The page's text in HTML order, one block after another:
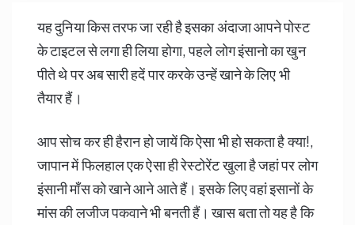
यह दुनिया किस तरफ जा रही है इसका अंदाजा आपने पोस्ट
के टाइटल से लगा ही लिया होगा, पहले लोग इंसानो का खुन
पीते थे पर अब सारी हदें पार करके उन्हें खाने के लिए भी
तैयार हैं।
आप सोच कर ही हैरान हो जायें कि ऐसा भी हो सकता है क्या!,
जापान में फिलहाल एक ऐसा ही रेस्टोरेंट खुला है जहां पर लोग
इंसानी माँस को खाने आने आते हैं। इसके लिए वहां इसानों के
मांस की लजीज पकवाने भी बनती हैं। खास बता तो यह है कि